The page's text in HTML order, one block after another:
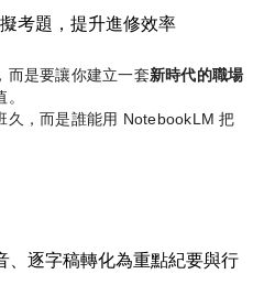
考題，提升進修效率
而是要讓你建立一套新時代的職場
久，而是誰能用 NotebookLM把
、逐字稿轉化為重點紀要與行